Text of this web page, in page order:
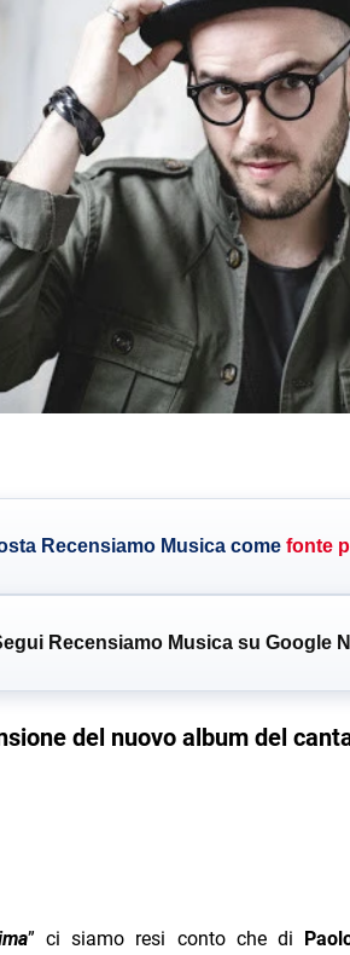
Recensiamo Musica come fonte
Recensiamo Musica su Google
del nuovo album del
” ci siamo resi conto che di